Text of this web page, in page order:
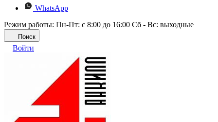
WhatsApp
Режим работы: Пн-Пт: с 8:00 до 16:00 Сб - Вс: выходные
Поиск
Войти